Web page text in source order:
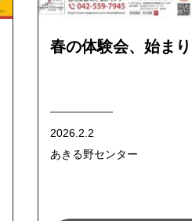
春の体験会、始まり
2026.2.2
あきる野センター